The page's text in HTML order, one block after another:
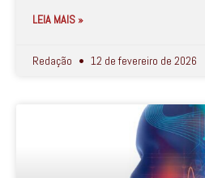
LEIA MAIS »
Redação 12 de fevereiro de 2026